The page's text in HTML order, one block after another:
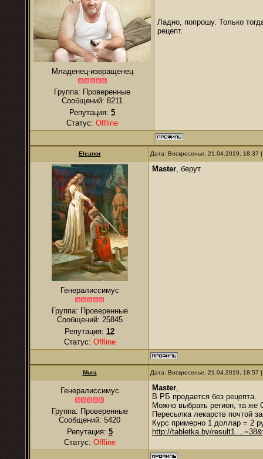
Младенец-извращенец
Группа: Проверенные
Сообщений: 8211
Репутация: 5
Статус: Offline
Ладно, попрошу. Только
рецепт.
Eleanor Дата: Воскресенье, 21.04.2019,
Генералиссимус
Группа: Проверенные
Сообщений: 25845
Репутация: 12
Статус: Offline
Master, берут
Mura Дата: Воскресенье, 21.04.2019,
Генералиссимус
Группа: Проверенные
Сообщений: 5420
Репутация: 5
Статус: Offline
Master,
В РБ продается без рецепта.
Можно выбрать регион, та
Пересылка лекарств почтой
Курс примерно 1 доллар = 2
http://tabletka.by/